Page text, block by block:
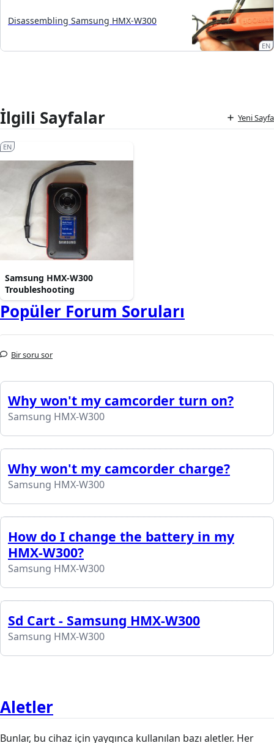
Disassembling Samsung HMX-W300
EN
İlgili Sayfalar Yeni Sayfa
Samsung HMX-W300
Troubleshooting
EN
Popüler Forum Soruları
Bir soru sor
Why won't my camcorder turn on?
Samsung HMX-W300
Why won't my camcorder charge?
Samsung HMX-W300
How do I change the battery in my
HMX-W300?
Samsung HMX-W300
Sd Cart - Samsung HMX-W300
Samsung HMX-W300
Aletler
Bunlar, bu cihaz için yaygınca kullanılan bazı aletler. Her